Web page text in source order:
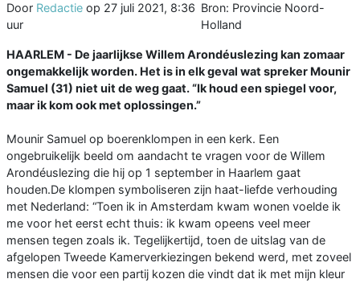
Door Redactie op 27 juli 2021, 8:36
uur
Bron: Provincie Noord-
Holland
HAARLEM - De jaarlijkse Willem Arondéuslezing kan zomaar
ongemakkelijk worden. Het is in elk geval wat spreker Mounir
Samuel (31) niet uit de weg gaat. “Ik houd een spiegel voor,
maar ik kom ook met oplossingen.”
Mounir Samuel op boerenklompen in een kerk. Een
ongebruikelijk beeld om aandacht te vragen voor de Willem
Arondéuslezing die hij op 1 september in Haarlem gaat
houden.De klompen symboliseren zijn haat-liefde verhouding
met Nederland: “Toen ik in Amsterdam kwam wonen voelde ik
me voor het eerst echt thuis: ik kwam opeens veel meer
mensen tegen zoals ik. Tegelijkertijd, toen de uitslag van de
afgelopen Tweede Kamerverkiezingen bekend werd, met zoveel
mensen die voor een partij kozen die vindt dat ik met mijn kleur